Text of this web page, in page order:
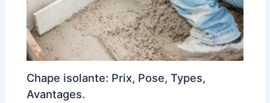
Chape isolante: Prix, Pose, Types,
Avantages.